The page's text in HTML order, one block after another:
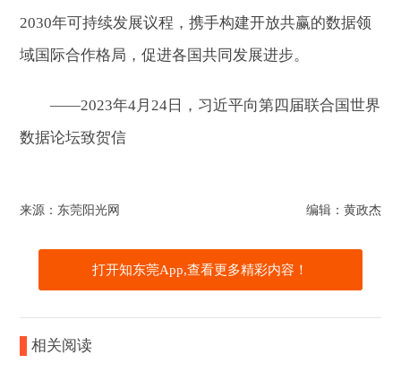
2030年可持续发展议程，携手构建开放共赢的数据领
域国际合作格局，促进各国共同发展进步。
——2023年4月24日，习近平向第四届联合国世界
数据论坛致贺信
来源：东莞阳光网 编辑：黄政杰
打开知东莞App,查看更多精彩内容！
相关阅读